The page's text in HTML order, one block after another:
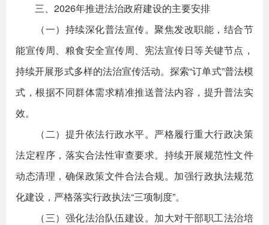
三、2026年推进法治政府建设的主要安排
（一）持续深化普法宣传。聚焦发改职能，结合节
能宣传周、粮食安全宣传周、宪法宣传日等关键节点，
持续开展形式多样的法治宣传活动。探索“订单式”普法模
式，根据不同群体需求精准推送普法内容，提升普法实
效。
（二）提升依法行政水平。严格履行重大行政决策
法定程序，落实合法性审查要求。持续开展规范性文件
动态清理，确保政策文件合法合规。加强行政执法规范
化建设，严格落实行政执法“三项制度”。
（三）强化法治队伍建设。加大对干部职工法治培